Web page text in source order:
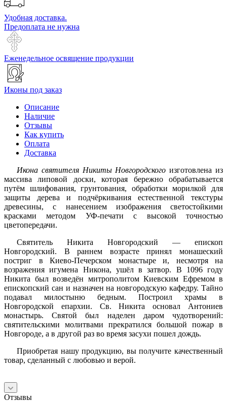
Удобная доставка.
Предоплата не нужна
Еженедельное освящение продукции
Иконы под заказ
Описание
Наличие
Отзывы
Как купить
Оплата
Доставка
Икона святителя Никиты Новгородского изготовлена из
массива липовой доски, которая бережно обрабатывается
путём шлифования, грунтования, обработки морилкой для
защиты дерева и подчёркивания естественной текстуры
древесины, с нанесением изображения светостойкими
красками методом УФ-печати с высокой точностью
цветопередачи.
Святитель Никита Новгородский — епископ
Новгородский. В раннем возрасте принял монашеский
постриг в Киево-Печерском монастыре и, несмотря на
возражения игумена Никона, ушёл в затвор. В 1096 году
Никита был возведён митрополитом Киевским Ефремом в
епископский сан и назначен на новгородскую кафедру. Тайно
подавал милостыню бедным. Построил храмы в
Новгородской епархии. Св. Никита основал Антониев
монастырь. Святой был наделен даром чудотворений:
святительскими молитвами прекратился большой пожар в
Новгороде, а в другой раз во время засухи пошел дождь.
Приобретая нашу продукцию, вы получите качественный
товар, сделанный с любовью и верой.
Отзывы